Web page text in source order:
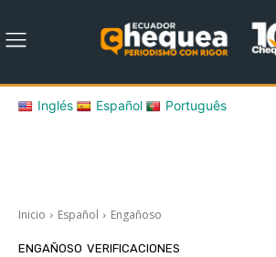
Inglés Español Português
Inicio Español Engañoso
ENGAÑOSO VERIFICACIONES